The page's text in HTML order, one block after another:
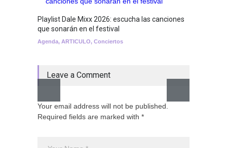
Playlist Dale Mixx 2026: escucha las canciones
que sonarán en el festival
Agenda, ARTICULO, Conciertos
Leave a Comment
Your email address will not be published.
Required fields are marked with *